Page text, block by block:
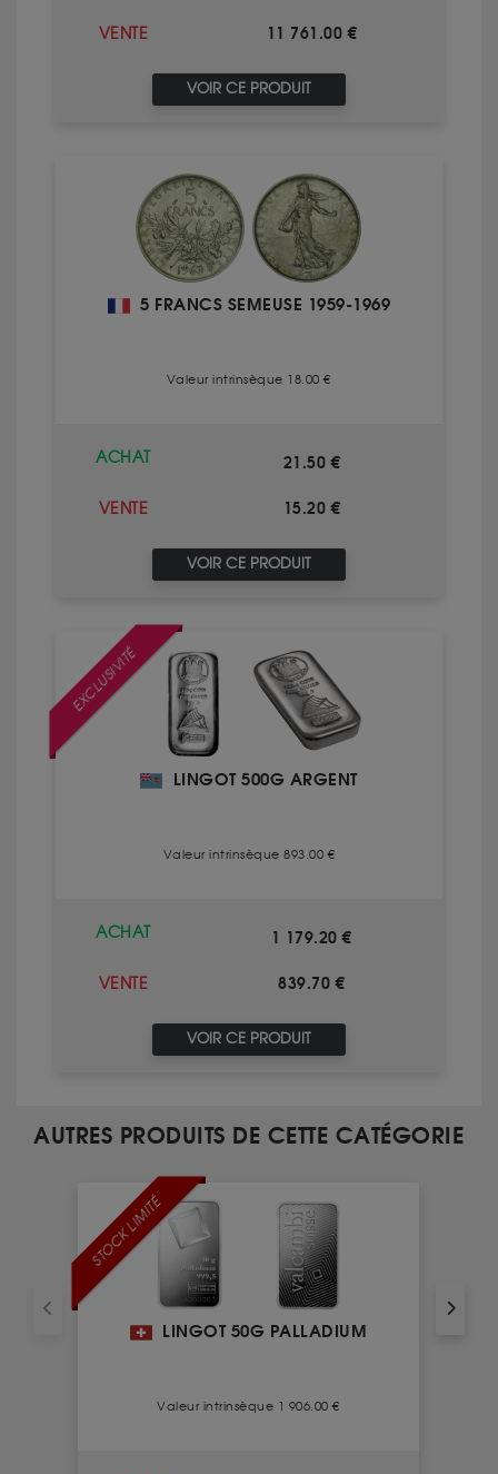
VENTE 11 761.00 €
VOIR CE PRODUIT
5 FRANCS SEMEUSE 1959-1969
Valeur intrinsèque 18.00 €
ACHAT 21.50 €
VENTE 15.20 €
VOIR CE PRODUIT
EXCLUSIVITÉ
LINGOT 500G ARGENT
Valeur intrinsèque 893.00 €
ACHAT 1 179.20 €
VENTE 839.70 €
VOIR CE PRODUIT
AUTRES PRODUITS DE CETTE CATÉGORIE
STOCK LIMITÉ
LINGOT 50G PALLADIUM
Valeur intrinsèque 1 906.00 €